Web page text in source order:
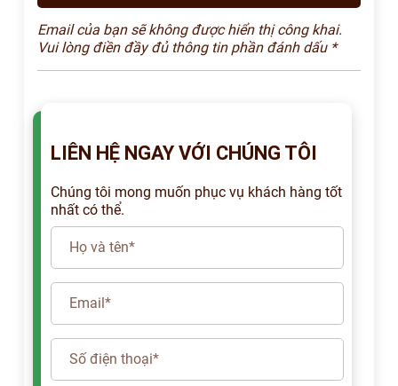
Email của bạn sẽ không được hiển thị công khai.
Vui lòng điền đầy đủ thông tin phần đánh dấu *
LIÊN HỆ NGAY VỚI CHÚNG TÔI
Chúng tôi mong muốn phục vụ khách hàng tốt
nhất có thể.